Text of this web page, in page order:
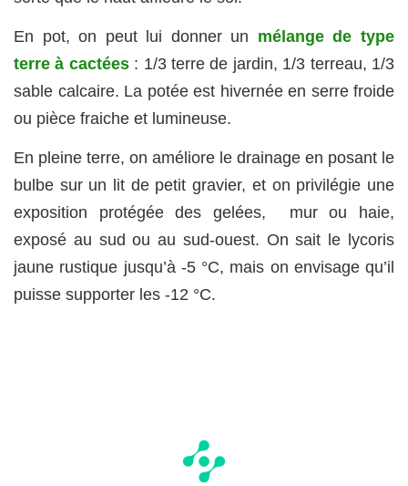
En pot, on peut lui donner un mélange de type
terre à cactées: 1/3 terre de jardin, 1/3 terreau, 1/3
sable calcaire. La potée est hivernée en serre froide
ou pièce fraiche et lumineuse.
En pleine terre, on améliore le drainage en posant le
bulbe sur un lit de petit gravier, et on privilégie une
exposition protégée des gelées, mur ou haie,
exposé au sud ou au sud-ouest. On sait le lycoris
jaune rustique jusqu’à -5 °C, mais on envisage qu’il
puisse supporter les -12 °C.